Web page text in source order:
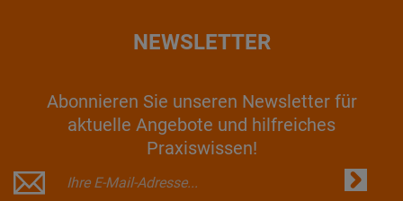
NEWSLETTER
Abonnieren Sie unseren Newsletter für
aktuelle Angebote und hilfreiches
Praxiswissen!